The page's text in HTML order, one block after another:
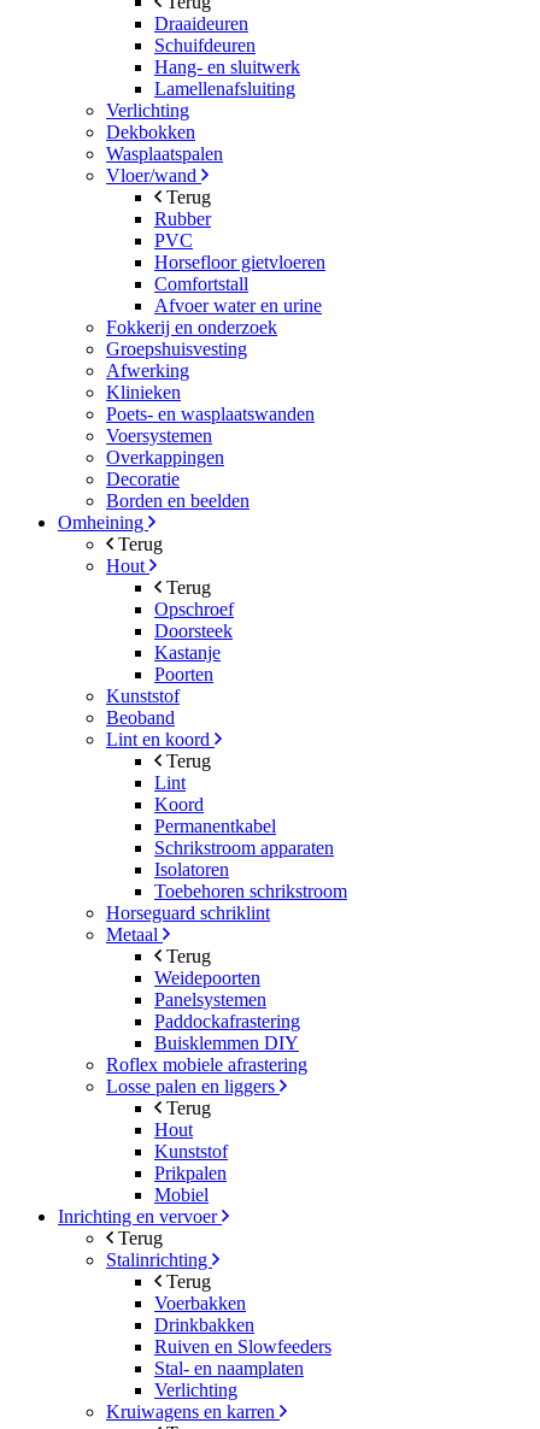
Draaideuren
Schuifdeuren
Hang- en sluitwerk
Lamellenafsluiting
Verlichting
Dekbokken
Wasplaatspalen
Vloer/wand
Terug
Rubber
PVC
Horsefloor gietvloeren
Comfortstall
Afvoer water en urine
Fokkerij en onderzoek
Groepshuisvesting
Afwerking
Klinieken
Poets- en wasplaatswanden
Voersystemen
Overkappingen
Decoratie
Borden en beelden
Omheining
Terug
Hout
Terug
Opschroef
Doorsteek
Kastanje
Poorten
Kunststof
Beoband
Lint en koord
Terug
Lint
Koord
Permanentkabel
Schrikstroom apparaten
Isolatoren
Toebehoren schrikstroom
Horseguard schriklint
Metaal
Terug
Weidepoorten
Panelsystemen
Paddockafrastering
Buisklemmen DIY
Roflex mobiele afrastering
Losse palen en liggers
Terug
Hout
Kunststof
Prikpalen
Mobiel
Inrichting en vervoer
Terug
Stalinrichting
Terug
Voerbakken
Drinkbakken
Ruiven en Slowfeeders
Stal- en naamplaten
Verlichting
Kruiwagens en karren